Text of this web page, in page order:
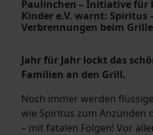
Paulinchen – Initiative für
Kinder e.V. warnt: Spiritus
Verbrennungen beim
Jahr für Jahr lockt das
Familien an den Grill.
Noch immer werden
wie Spiritus zum Anzünden
– mit fatalen Folgen! Vor